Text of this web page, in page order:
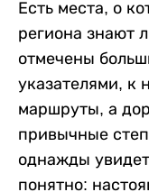
Есть места, о
региона знают
отмечены
указателями, к
маршруты, а
привычные
однажды
понятно: